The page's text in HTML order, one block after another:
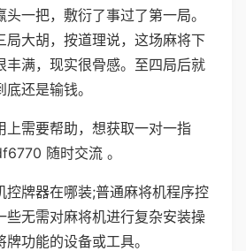
一把，敷衍了事过了第一局。
局大胡，按道理说，这场麻将下
丰满，现实很骨感。至四局后就
还是输钱。
上需要帮助，想获取一对一指
随时交流 。
控牌器在哪装;普通麻将机程序控
些无需对麻将机进行复杂安装操
功能的设备或工具。